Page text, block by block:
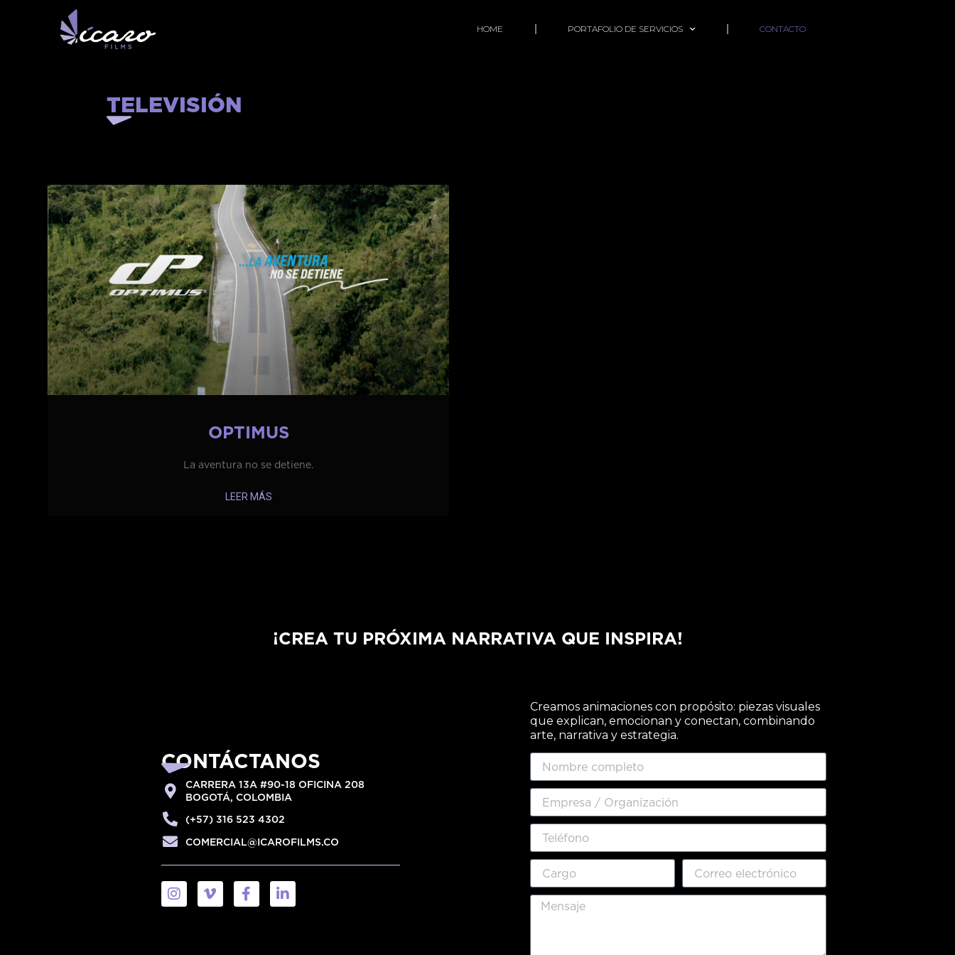
HOME PORTAFOLIO DE SERVICIOS CONTACTO
TELEVISIÓN
OPTIMUS
La aventura no se detiene.
LEER MÁS
¡CREA TU PRÓXIMA NARRATIVA QUE INSPIRA!
CONTÁCTANOS
CARRERA 13A #90-18 OFICINA 208
BOGOTÁ, COLOMBIA
(+57) 316 523 4302
COMERCIAL@ICAROFILMS.CO
Creamos animaciones con propósito: piezas visuales
que explican, emocionan y conectan, combinando
arte, narrativa y estrategia.